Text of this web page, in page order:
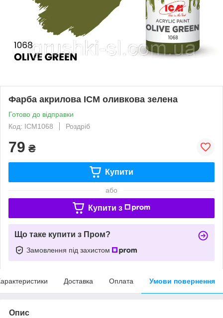
Фарба акрилова ICM оливкова зелена
Готово до відправки
Код: ICM1068
Роздріб
79 ₴
Купити
або
Купити з
Що таке купити з Пром?
Замовлення під захистом
Доставка Оплата Умови повернення
Опис